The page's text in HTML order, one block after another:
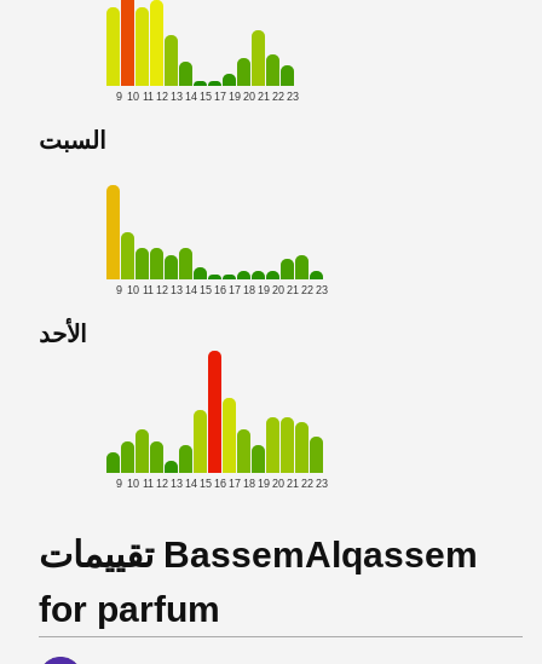
9 10 11 12 13 14 15 17 19 20 21 22 23
السبت
9 10 11 12 13 14 15 16 17 18 19 20 21 22 23
الأحد
9 10 11 12 13 14 15 16 17 18 19 20 21 22 23
تقييمات BassemAlqassem
for parfum